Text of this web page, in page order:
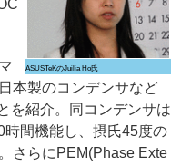
ASUSTeKのJuilia Ho氏
本製のコンデンサなど
を紹介。同コンデンサは
間機能し、摂氏45度の
さらにPEM(Phase Exte